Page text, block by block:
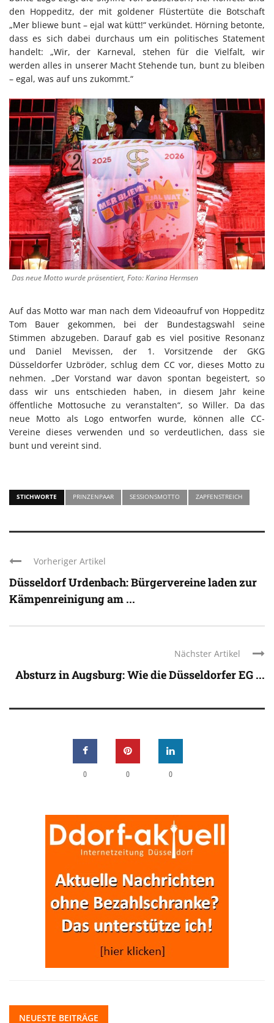
den Hoppeditz, der mit goldener Flüstertüte die Botschaft
„Mer bliewe bunt – ejal wat kütt!“ verkündet. Hörning betonte,
dass es sich dabei durchaus um ein politisches Statement
handelt: „Wir, der Karneval, stehen für die Vielfalt, wir
werden alles in unserer Macht Stehende tun, bunt zu bleiben
– egal, was auf uns zukommt.“
Das neue Motto wurde präsentiert, Foto: Karina Hermsen
Auf das Motto war man nach dem Videoaufruf von Hoppeditz
Tom Bauer gekommen, bei der Bundestagswahl seine
Stimmen abzugeben. Darauf gab es viel positive Resonanz
und Daniel Mevissen, der 1. Vorsitzende der GKG
Düsseldorfer Uzbröder, schlug dem CC vor, dieses Motto zu
nehmen. „Der Vorstand war davon spontan begeistert, so
dass wir uns entschieden haben, in diesem Jahr keine
öffentliche Mottosuche zu veranstalten“, so Willer. Da das
neue Motto als Logo entworfen wurde, können alle CC-
Vereine dieses verwenden und so verdeutlichen, dass sie
bunt und vereint sind.
STICHWORTE PRINZENPAAR SESSIONSMOTTO ZAPFENSTREICH
Vorheriger Artikel
Düsseldorf Urdenbach: Bürgervereine laden zur
Kämpenreinigung am ...
Nächster Artikel
Absturz in Augsburg: Wie die Düsseldorfer EG ...
0 0 0
NEUESTE BEITRÄGE